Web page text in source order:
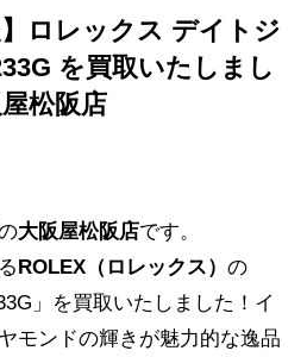
】ロレックス デイトジ
を買取いたしまし
松阪店
大阪屋松阪店です。
ROLEX（ロレックス） の
」を買取いたしました！イ
モンドの輝きが魅力的な逸品